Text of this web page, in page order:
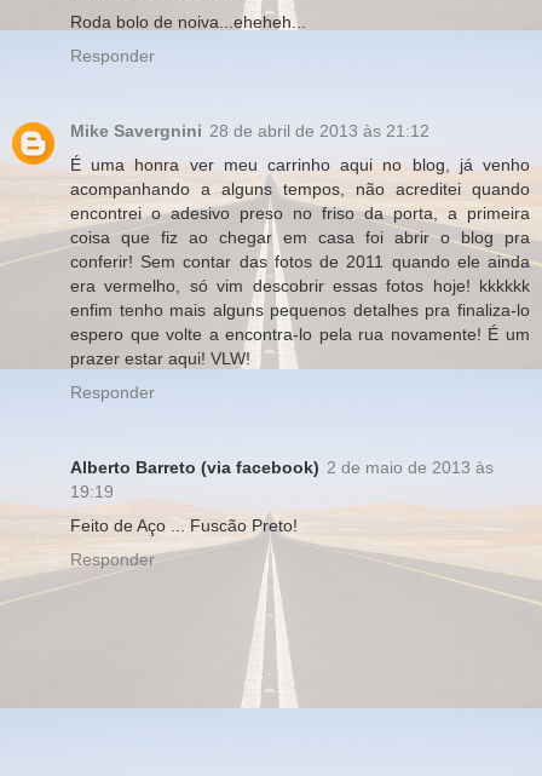
Roda bolo de noiva...eheheh...
Responder
Mike Savergnini 28 de abril de 2013 às 21:12
É uma honra ver meu carrinho aqui no blog, já venho
acompanhando a alguns tempos, não acreditei quando
encontrei o adesivo preso no friso da porta, a primeira
coisa que fiz ao chegar em casa foi abrir o blog pra
conferir! Sem contar das fotos de 2011 quando ele ainda
era vermelho, só vim descobrir essas fotos hoje! kkkkkk
enfim tenho mais alguns pequenos detalhes pra finaliza-lo
espero que volte a encontra-lo pela rua novamente! É um
prazer estar aqui! VLW!
Responder
Alberto Barreto (via facebook) 2 de maio de 2013 às
19:19
Feito de Aço ... Fuscão Preto!
Responder